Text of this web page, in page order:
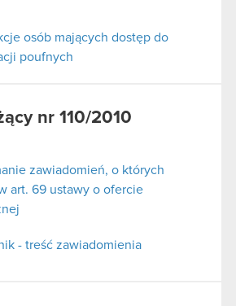
osób mających dostęp do
poufnych
nr 110/2010
zawiadomień, o których
art. 69 ustawy o ofercie
- treść zawiadomienia